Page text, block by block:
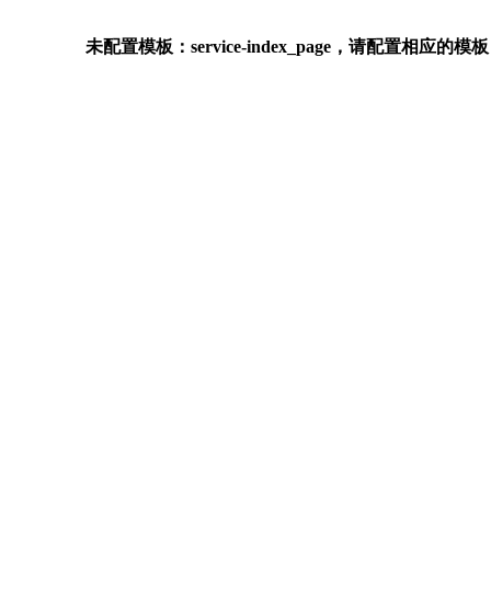
未配置模板：service-index_page，请配置相应的模板